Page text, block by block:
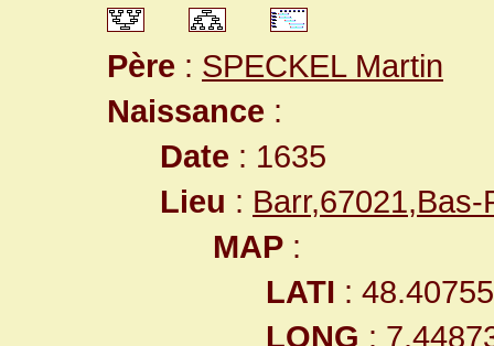
Père : SPECKEL Martin
Naissance :
Date : 1635
Lieu :
MAP :
LATI :
LONG :